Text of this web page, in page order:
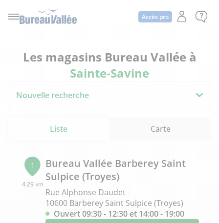
Accès pro
Les magasins Bureau Vallée à
Sainte-Savine
Nouvelle recherche
Liste Carte
1
4.29 km
Bureau Vallée Barberey Saint
Sulpice (Troyes)
Rue Alphonse Daudet
10600 Barberey Saint Sulpice (Troyes)
Ouvert 09:30 - 12:30 et 14:00 - 19:00